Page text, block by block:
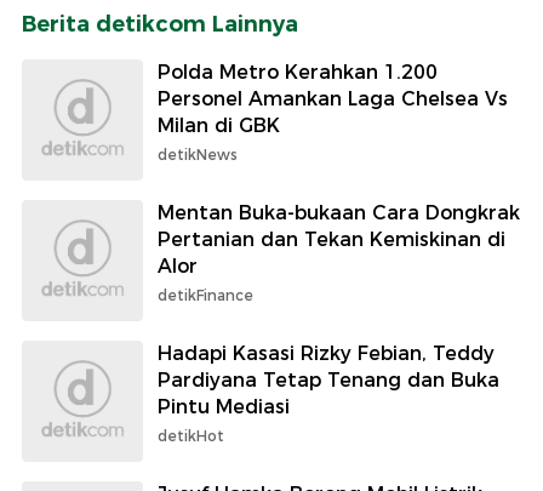
Berita detikcom Lainnya
Polda Metro Kerahkan 1.200
Personel Amankan Laga Chelsea Vs
Milan di GBK
detikNews
Mentan Buka-bukaan Cara Dongkrak
Pertanian dan Tekan Kemiskinan di
Alor
detikFinance
Hadapi Kasasi Rizky Febian, Teddy
Pardiyana Tetap Tenang dan Buka
Pintu Mediasi
detikHot